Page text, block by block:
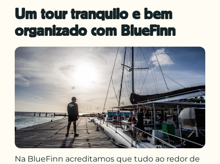
Um tour tranquilo e bem
organizado com BlueFinn
Na BlueFinn acreditamos que tudo ao redor de